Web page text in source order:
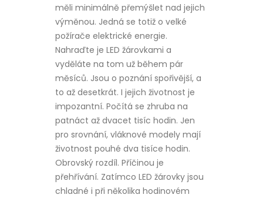
měli minimálně přemýšlet nad jejich
výměnou. Jedná se totiž o velké
požírače elektrické energie.
Nahraďte je LED žárovkami a
vyděláte na tom už během pár
měsíců. Jsou o poznání spořivější, a
to až desetkrát. I jejich životnost je
impozantní. Počítá se zhruba na
patnáct až dvacet tisíc hodin. Jen
pro srovnání, vláknové modely mají
životnost pouhé dva tisíce hodin.
Obrovský rozdíl. Příčinou je
přehřívání. Zatímco LED žárovky jsou
chladné i při několika hodinovém